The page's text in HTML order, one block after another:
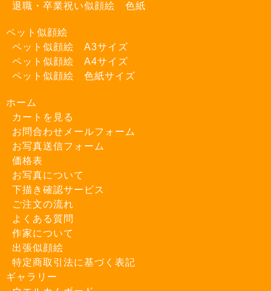
退職・卒業祝い似顔絵 色紙
ペット似顔絵
ペット似顔絵 A3サイズ
ペット似顔絵 A4サイズ
ペット似顔絵 色紙サイズ
ホーム
カートを見る
お問合わせメールフォーム
お写真送信フォーム
価格表
お写真について
下描き確認サービス
ご注文の流れ
よくある質問
作家について
出張似顔絵
特定商取引法に基づく表記
ギャラリー